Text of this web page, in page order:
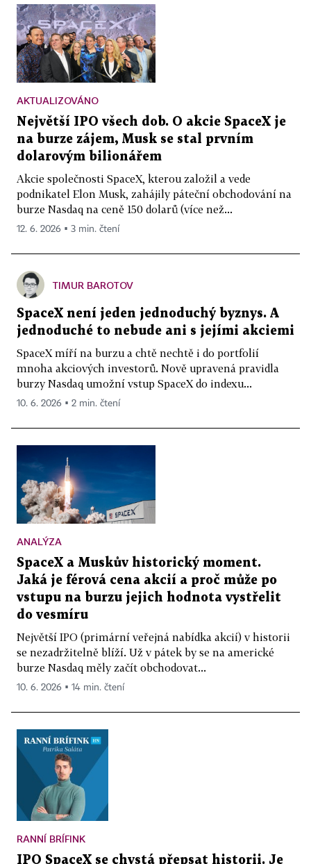
AKTUALIZOVÁNO
Největší IPO všech dob. O akcie SpaceX je
na burze zájem, Musk se stal prvním
dolarovým bilionářem
Akcie společnosti SpaceX, kterou založil a vede
podnikatel Elon Musk, zahájily páteční obchodování na
burze Nasdaq na ceně 150 dolarů (více než...
12. 6. 2026 ▪ 3 min. čtení
TIMUR BAROTOV
SpaceX není jeden jednoduchý byznys. A
jednoduché to nebude ani s jejími akciemi
SpaceX míří na burzu a chtě nechtě i do portfolií
mnoha akciových investorů. Nově upravená pravidla
burzy Nasdaq umožní vstup SpaceX do indexu...
10. 6. 2026 ▪ 2 min. čtení
ANALÝZA
SpaceX a Muskův historický moment.
Jaká je férová cena akcií a proč může po
vstupu na burzu jejich hodnota vystřelit
do vesmíru
Největší IPO (primární veřejná nabídka akcií) v historii
se nezadržitelně blíží. Už v pátek by se na americké
burze Nasdaq měly začít obchodovat...
10. 6. 2026 ▪ 14 min. čtení
RANNÍ BRÍFINK
IPO SpaceX se chystá přepsat historii. Je